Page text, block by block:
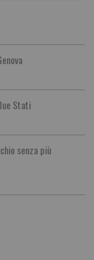
Stati
senza più